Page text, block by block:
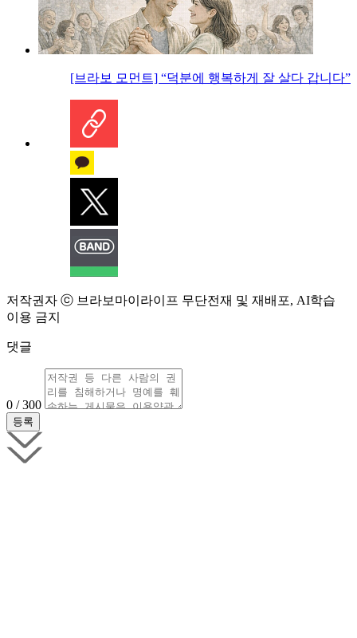
[브라보 모먼트] “덕분에 행복하게 잘 살다 갑니다”
저작권자 ⓒ 브라보마이라이프 무단전재 및 재배포, AI학습
이용 금지
댓글
0 / 300